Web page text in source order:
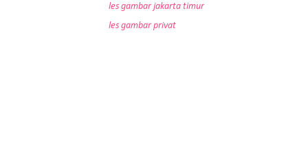
les gambar jakarta timur
les gambar privat